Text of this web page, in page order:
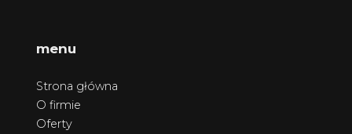
menu
Strona główna
O firmie
Oferty